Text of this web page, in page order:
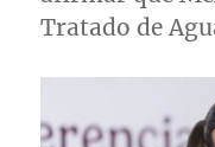
Tratado de